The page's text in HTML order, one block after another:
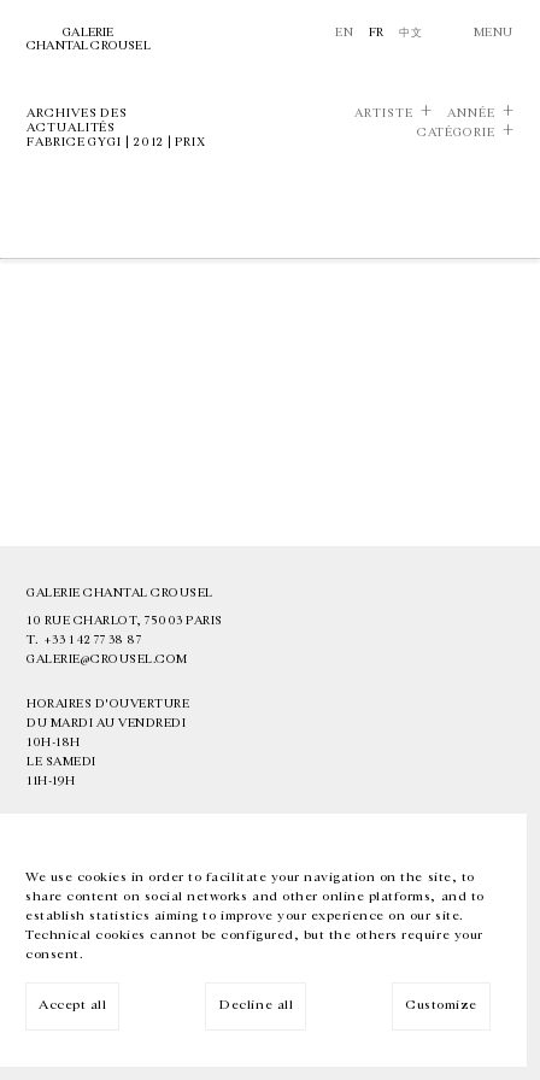
We use cookies in order to facilitate your navigation on the site, to
share content on social networks and other online platforms, and to
establish statistics aiming to improve your experience on our site.
Technical cookies cannot be configured, but the others require your
consent.
Accept all Decline all Customize
GALERIE
CHANTAL CROUSEL
EN FR 中文 MENU
ARCHIVES DES
ACTUALITÉS
FABRICE GYGI | 2012 | PRIX
ARTISTE
ANNÉE
CATÉGORIE
GALERIE CHANTAL CROUSEL
10 RUE CHARLOT, 75003 PARIS
T. +33 1 42 77 38 87
GALERIE@CROUSEL.COM
HORAIRES D'OUVERTURE
DU MARDI AU VENDREDI
10H-18H
LE SAMEDI
11H-19H
EN FR 中文 Facebook Instagram
Inscrivez-vous à notre newsletter